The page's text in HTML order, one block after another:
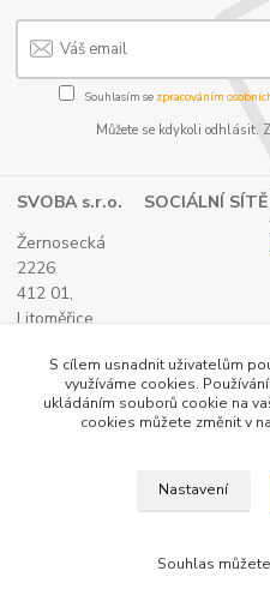
Souhlasím se zpracováním
Můžete se kdykoli odhlásit.
SVOBA s.r.o. SOCIÁLNÍ SÍTĚ
Žernosecká
2226
412 01,
Litoměřice
(+420) 416 733
IČ: 27265382
S cílem usnadnit uživatelům
využíváme cookies.
ukládáním souborů cookie na
cookies můžete změnit v
Nastavení
Souhlas